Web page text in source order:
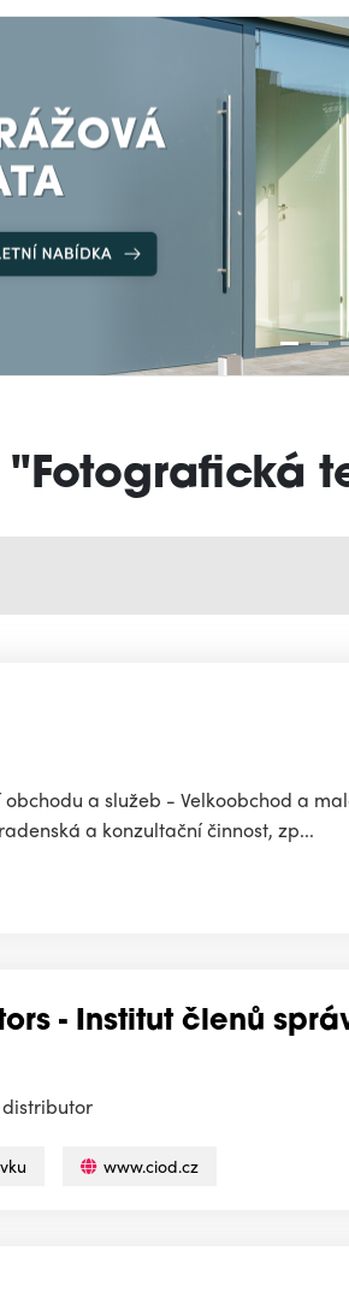
"Fotografická
a služeb - Velkoobchod a
a konzultační činnost, zp...
- Institut členů
www.ciod.cz